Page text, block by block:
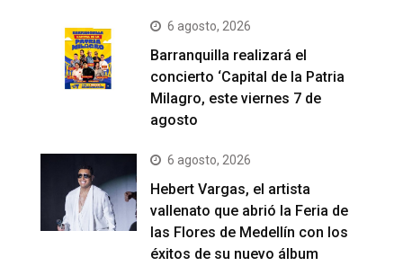
6 agosto, 2026
Barranquilla realizará el
concierto ‘Capital de la Patria
Milagro, este viernes 7 de
agosto
6 agosto, 2026
Hebert Vargas, el artista
vallenato que abrió la Feria de
las Flores de Medellín con los
éxitos de su nuevo álbum